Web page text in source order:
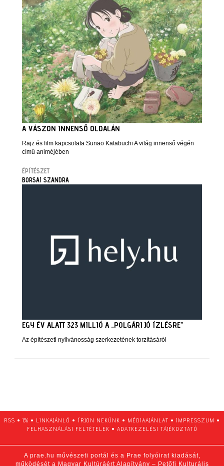
A VÁSZON INNENSŐ OLDALÁN
Rajz és film kapcsolata Sunao Katabuchi A világ innenső végén
című animéjében
ÉPÍTÉSZET
BORSAI SZANDRA
EGY ÉV ALATT 323 MILLIÓ A „POLGÁRI JÓ ÍZLÉSRE”
Az építészeti nyilvánosság szerkezetének torzításáról
RSS • 1% • LINKAJÁNLÓ • ÍRJON NEKÜNK • MÉDIAAJÁNLAT • IMPRESSZUM •
FELHASZNÁLÁSI FELTÉTELEK • ADATKEZELÉSI TÁJÉKOZTATÓ
A prae.hu művészeti portál és a Prae folyóirat kiadását,
működését a Magyar Kultúráért Alapítvány – Petőfi Kulturális